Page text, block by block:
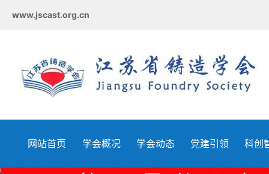
www.jscast.org.cn
网站首页 学会概况 学会动态 党建引领 科创